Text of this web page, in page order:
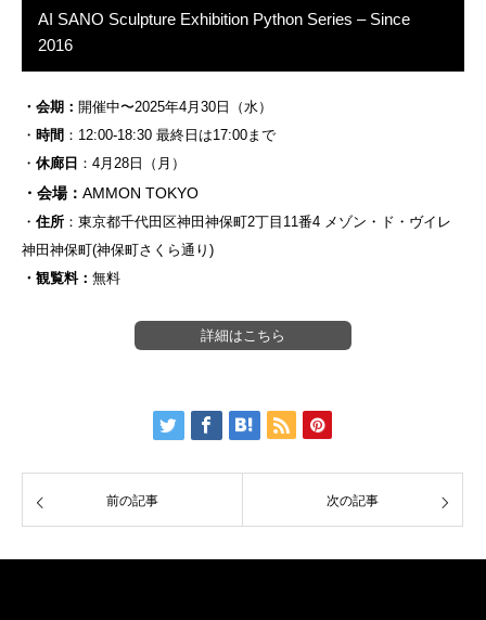
AI SANO Sculpture Exhibition Python Series – Since
2016
・会期： 開催中〜2025年4月30日（水）
・ 時間 ：12:00-18:30 最終日は17:00まで
・ 休廊日 ：4月28日（月）
・会場： AMMON TOKYO
・ 住所 ：東京都千代田区神田神保町2丁目11番4 メゾン・ド・ヴイレ
神田神保町(神保町さくら通り)
・観覧料： 無料
詳細はこちら
前の記事 次の記事